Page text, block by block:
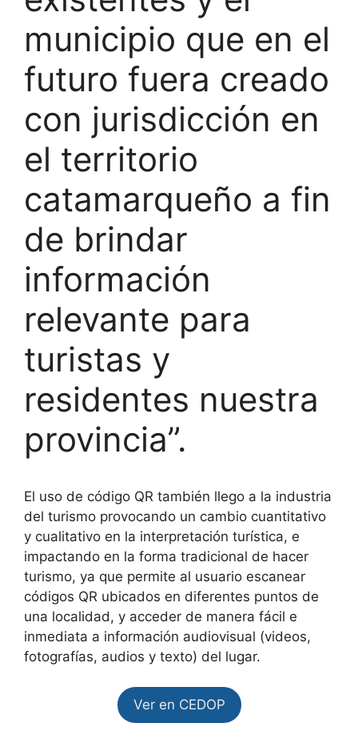
municipio que en el
futuro fuera creado
con jurisdicción en
el territorio
catamarqueño a fin
de brindar
información
relevante para
turistas y
residentes nuestra
provincia”.
El uso de código QR también llego a la industria
del turismo provocando un cambio cuantitativo
y cualitativo en la interpretación turística, e
impactando en la forma tradicional de hacer
turismo, ya que permite al usuario escanear
códigos QR ubicados en diferentes puntos de
una localidad, y acceder de manera fácil e
inmediata a información audiovisual (videos,
fotografías, audios y texto) del lugar.
Ver en CEDOP